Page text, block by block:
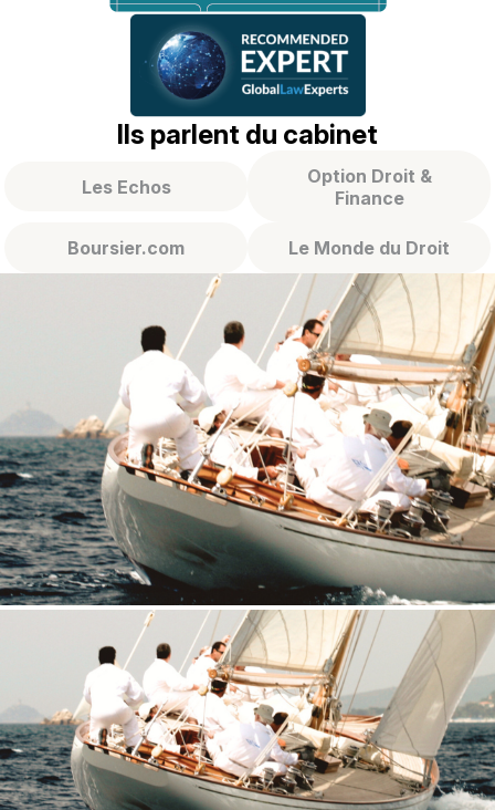
Ils parlent du cabinet
Les Echos
Option Droit &
Finance
Boursier.com Le Monde du Droit